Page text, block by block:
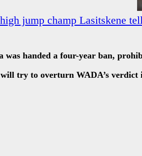
jump champ Lasitskene
was handed a four-year ban,
try to overturn WADA’s